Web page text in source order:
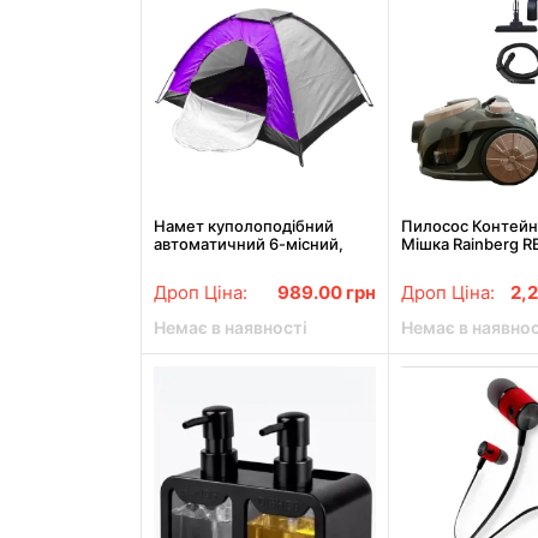
Намет куполоподібний
автоматичний 6-місний,
Дроп Ціна: 989.00 грн
Немає в наявності
Пилосос
Мішка Rainberg
Дроп Ціна:
Немає в